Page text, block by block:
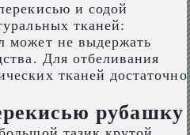
и содой
тканей:
может не выдержать
Для отбеливания
тканей достаточно
рубашку